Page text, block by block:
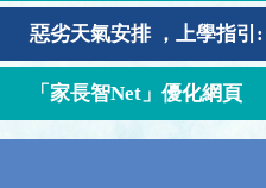
惡劣天氣安排 ，上學指引:
「家長智Net」優化網頁